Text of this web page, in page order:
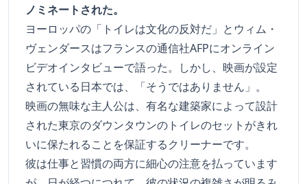
ノミネートされた。
ヨーロッパの「トイレは文化の反対だ」とウィム・
ヴェンダースはフランスの通信社AFPにオンライン
ビデオインタビューで語った。しかし、映画が設定
されている日本では、「そうではありません」。
映画の無味な主人公は、有名な建築家によって設計
された東京のダウンタウンのトイレのセットがきれ
いに保たれることを保証するクリーナーです。
彼は仕事と習慣の両方に細心の注意を払っています